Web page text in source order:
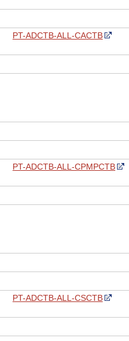
PT-ADCTB-ALL-CACTB
PT-ADCTB-ALL-CPMPCTB
PT-ADCTB-ALL-CSCTB